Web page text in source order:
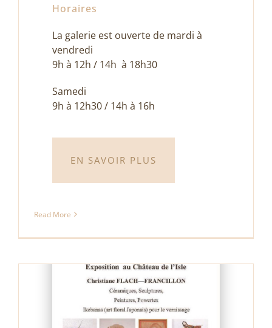
Horaires
La galerie est ouverte de mardi à
vendredi
9h à 12h / 14h à 18h30
Samedi
9h à 12h30 / 14h à 16h
EN SAVOIR PLUS
Read More